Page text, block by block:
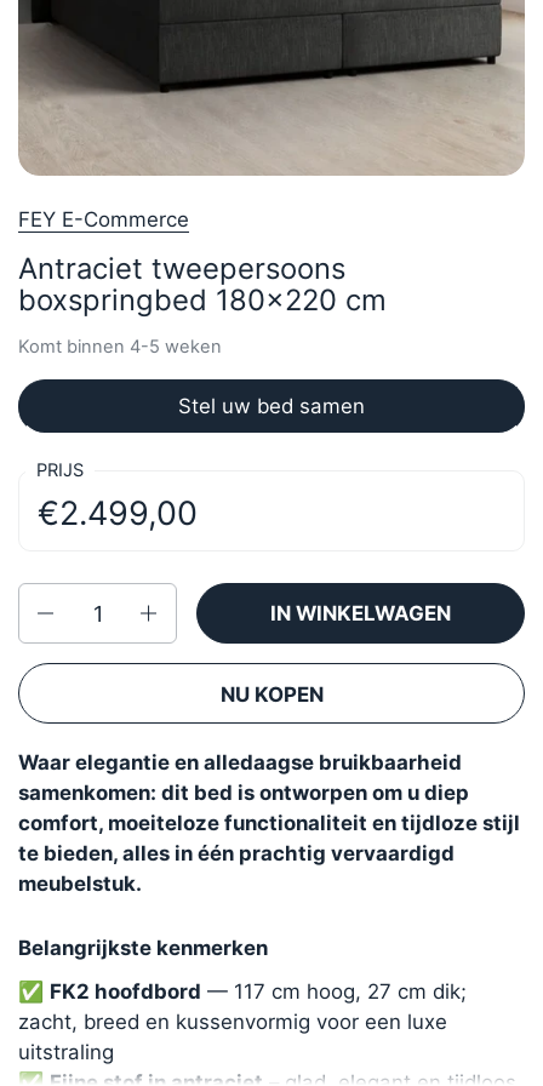
FEY E-Commerce
Antraciet tweepersoons
boxspringbed 180x220 cm
Komt binnen 4-5 weken
Stel uw bed samen
PRIJS
€2.499,00
IN WINKELWAGEN
NU KOPEN
Waar elegantie en alledaagse bruikbaarheid
samenkomen: dit bed is ontworpen om u diep
comfort, moeiteloze functionaliteit en tijdloze stijl
te bieden, alles in één prachtig vervaardigd
meubelstuk.
Belangrijkste kenmerken
✅ FK2 hoofdbord — 117 cm hoog, 27 cm dik;
zacht, breed en kussenvormig voor een luxe
uitstraling